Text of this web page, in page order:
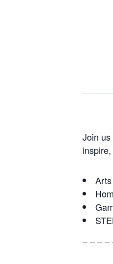
Join
– – – –